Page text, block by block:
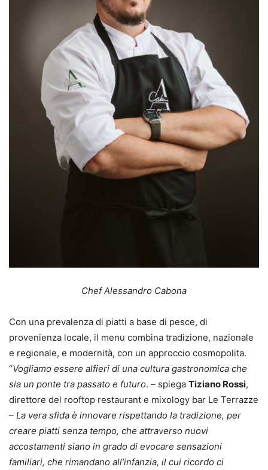
Chef Alessandro Cabona
Con una prevalenza di piatti a base di pesce, di
provenienza locale, il menu combina tradizione, nazionale
e regionale, e modernità, con un approccio cosmopolita.
“Vogliamo essere alfieri di una cultura gastronomica che
sia un ponte tra passato e futuro. – spiega Tiziano Rossi,
direttore del rooftop restaurant e mixology bar Le Terrazze
– La vera sfida è innovare rispettando la tradizione, per
creare piatti senza tempo, che attraverso nuovi
accostamenti siano in grado di evocare sensazioni
familiari, che rimandano all’infanzia, il cui ricordo ci